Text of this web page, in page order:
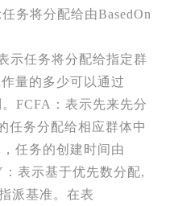
务将分配给由BasedOn
示任务将分配给指定群
量的多少可以通过
FCFA：表示先来先分
任务分配给相应群体中
任务的创建时间由
表示基于优先数分配,
派基准。在表